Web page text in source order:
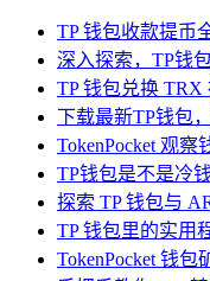
TP 钱包收款提币
深入探索，TP钱
TP 钱包兑换 TRX
下载最新TP钱包
TokenPocket 观
TP钱包是不是冷
探索 TP 钱包与
TP 钱包里的实用
TokenPocket 钱